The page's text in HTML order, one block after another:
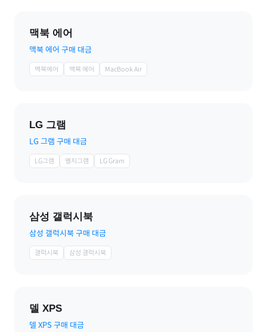
맥북 에어
맥북 에어 구매 대금
맥북에어 맥북 에어 MacBook Air
LG 그램
LG 그램 구매 대금
LG그램 엘지그램 LG Gram
삼성 갤럭시북
삼성 갤럭시북 구매 대금
갤럭시북 삼성 갤럭시북
델 XPS
델 XPS 구매 대금